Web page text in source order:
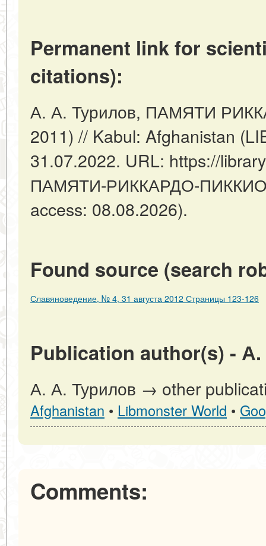
Permanent link for
citations):
А. А. Турилов, ПАМЯТИ
2011) // Kabul: Afghanistan
31.07.2022. URL: https://
ПАМЯТИ-РИККАРДО-
access: 08.08.2026).
Found source (search
Славяноведение, № 4, 31 августа 2012 Страницы 123-126
Publication author(s) -
А. А. Турилов → other
Afghanistan • Libmonster World •
Comments: